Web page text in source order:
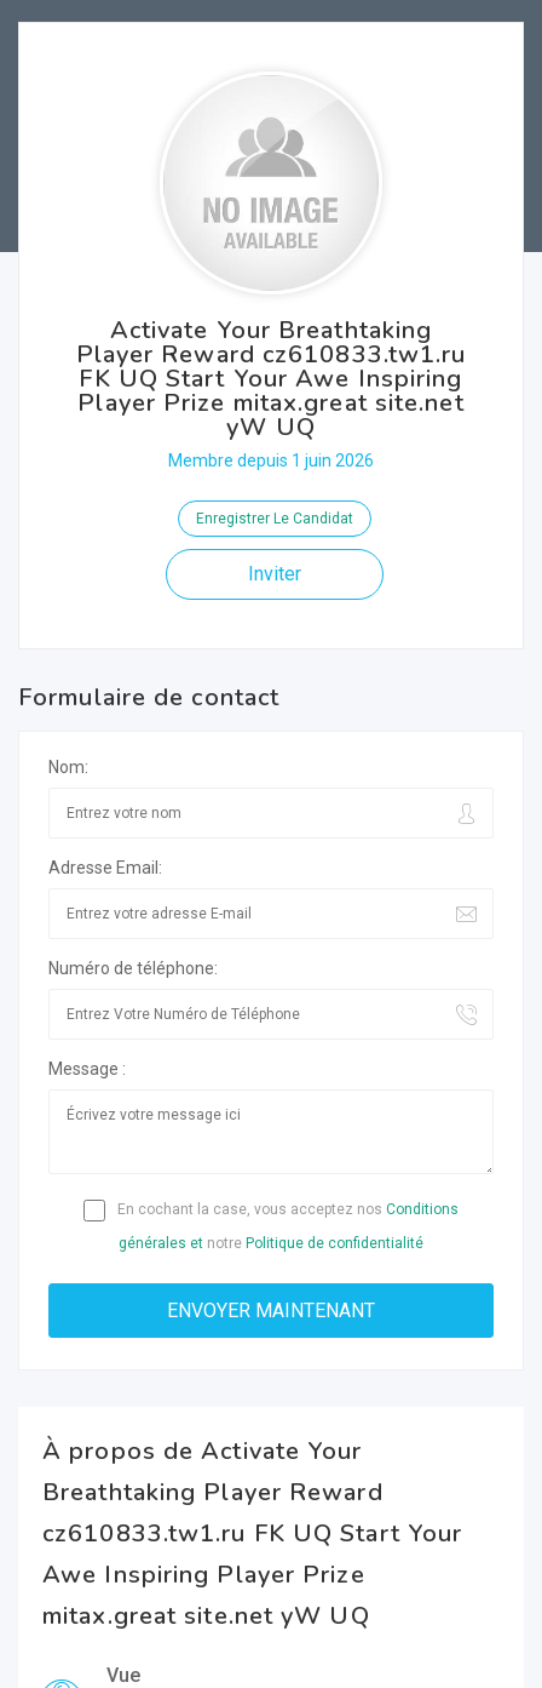
Activate Your Breathtaking
Player Reward cz610833.tw1.ru
FK UQ Start Your Awe Inspiring
Player Prize mitax.great site.net
yW UQ
Membre depuis 1 juin 2026
Enregistrer Le Candidat
Inviter
Formulaire de contact
Nom:
Adresse Email:
Numéro de téléphone:
Message :
En cochant la case, vous acceptez nos Conditions
générales et notre Politique de confidentialité
À propos de Activate Your
Breathtaking Player Reward
cz610833.tw1.ru FK UQ Start Your
Awe Inspiring Player Prize
mitax.great site.net yW UQ
Vue